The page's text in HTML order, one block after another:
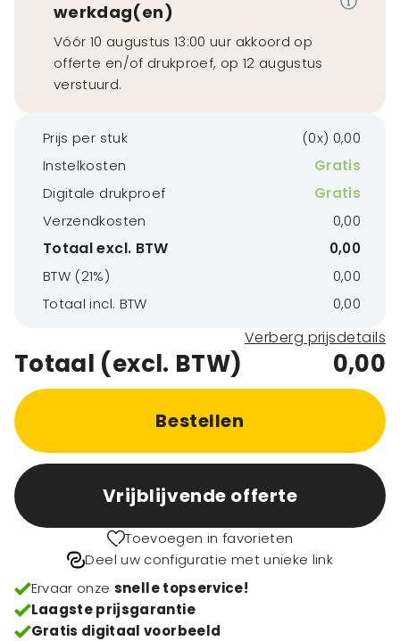
werkdag(en)
Vóór 10 augustus 13:00 uur akkoord op
offerte en/of drukproef, op 12 augustus
verstuurd.
Prijs per stuk
(0x) 0,00
Instelkosten
Gratis
Digitale drukproef
Gratis
Verzendkosten
0,00
Totaal excl. BTW
0,00
BTW (21%)
0,00
Totaal incl. BTW
0,00
Verberg prijsdetails
Totaal (excl. BTW) 0,00
Bestellen
Vrijblijvende offerte
Toevoegen in favorieten
Deel uw configuratie met unieke link
Ervaar onze snelle topservice!
Laagste prijsgarantie
Gratis digitaal voorbeeld